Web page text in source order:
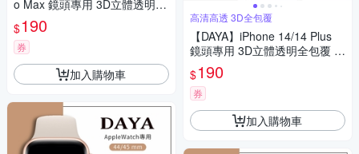
o Max 鏡頭專用 3D立體透明全
包覆 高硬度抗刮保護貼
$190
券
加入購物車
高清高透 3D全包覆
【DAYA】iPhone 14/14 Plus
鏡頭專用 3D立體透明全包覆 高
硬度抗刮保護貼
$190
券
加入購物車